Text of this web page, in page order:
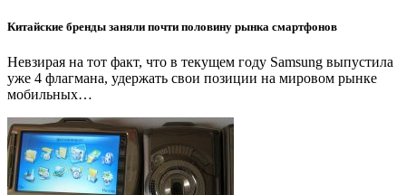
Китайские бренды заняли почти половину рынка смартфонов
Невзирая на тот факт, что в текущем году Samsung выпустила
уже 4 флагмана, удержать свои позиции на мировом рынке
мобильных…